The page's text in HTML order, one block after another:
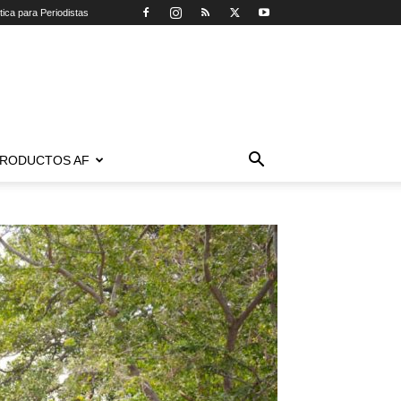
para Periodistas
AF